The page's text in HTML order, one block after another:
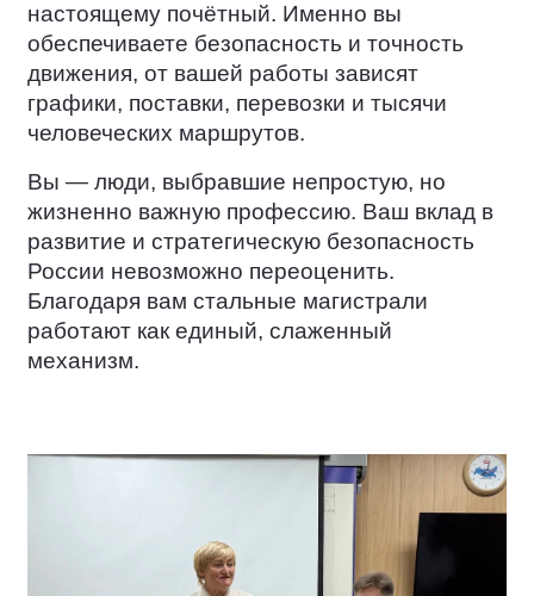
настоящему почётный. Именно вы
обеспечиваете безопасность и точность
движения, от вашей работы зависят
графики, поставки, перевозки и тысячи
человеческих маршрутов.
Вы — люди, выбравшие непростую, но
жизненно важную профессию. Ваш вклад в
развитие и стратегическую безопасность
России невозможно переоценить.
Благодаря вам стальные магистрали
работают как единый, слаженный
механизм.